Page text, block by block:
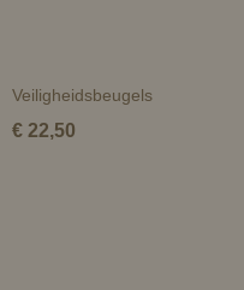
Veiligheidsbeugels
€ 22,50